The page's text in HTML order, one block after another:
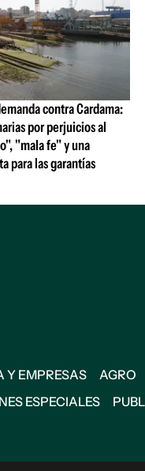
contra Cardama:
por perjuicios al
"mala fe" y una
para las garantías
Y EMPRESAS AGRO
ESPECIALES